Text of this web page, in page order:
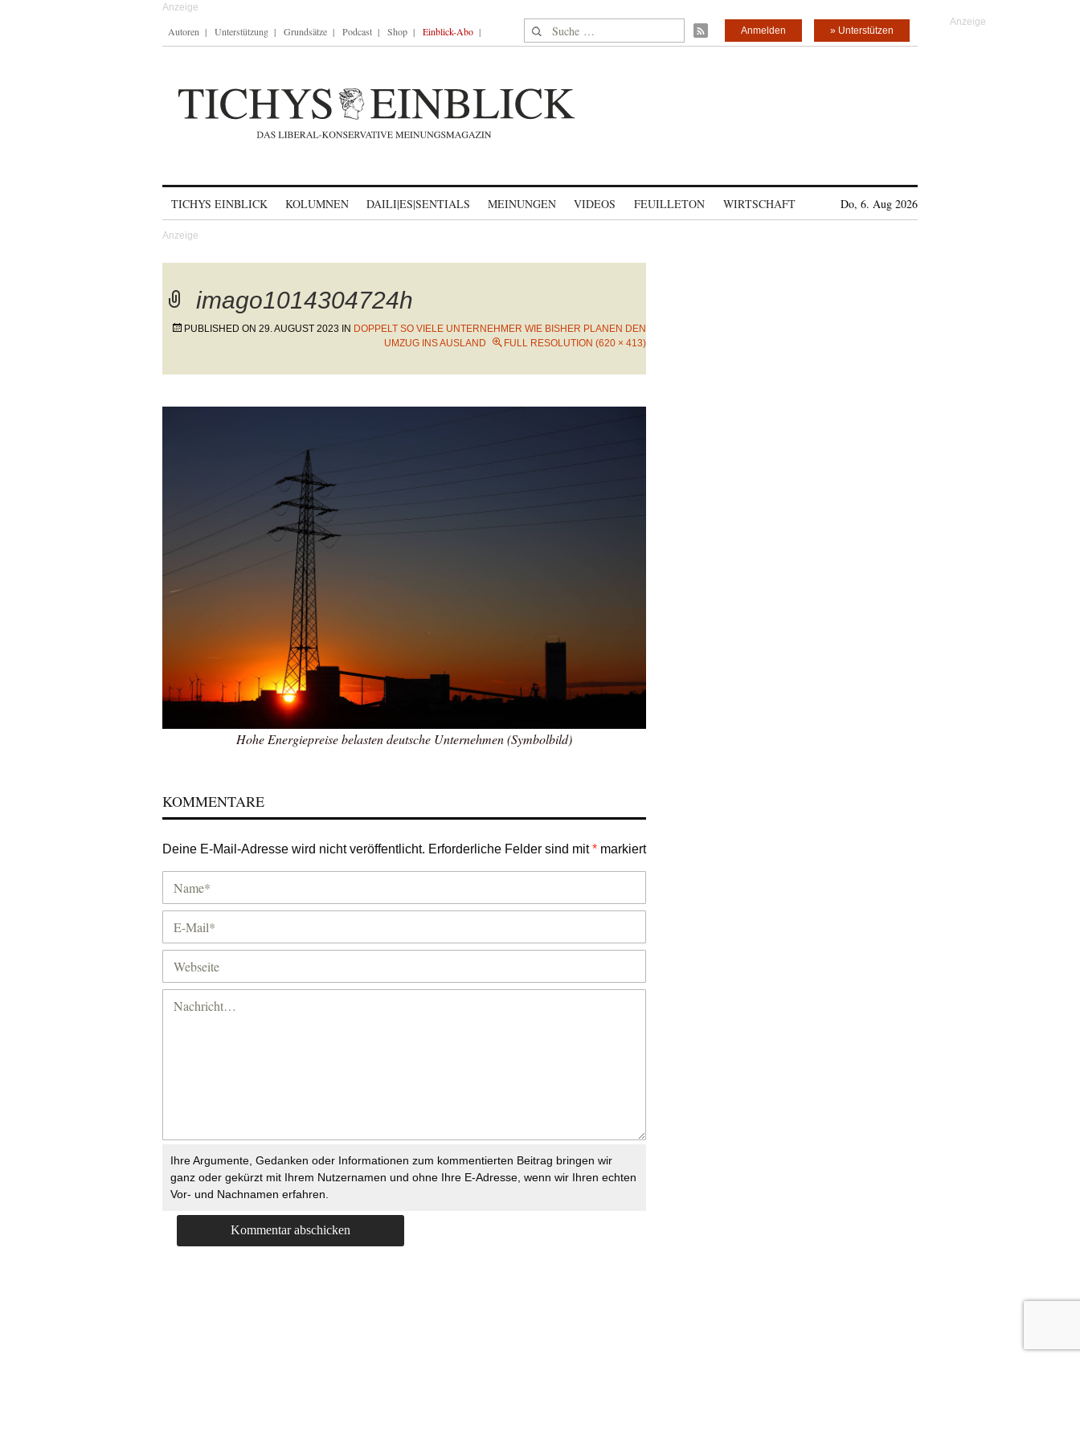
Autoren Unterstützung Grundsätze Podcast Shop Einblick-Abo Suche nach: » Unterstützen
Anmelden
TICHYS EINBLICK KOLUMNEN DAILI|ES|SENTIALS MEINUNGEN VIDEOS FEUILLETON WIRTSCHAFT Do, 6. Aug 2026
imago1014304724h
PUBLISHED ON 29. AUGUST 2023 IN DOPPELT SO VIELE UNTERNEHMER WIE BISHER PLANEN DEN
UMZUG INS AUSLAND
FULL RESOLUTION (620 × 413)
Hohe Energiepreise belasten deutsche Unternehmen (Symbolbild)
KOMMENTARE
Deine E-Mail-Adresse wird nicht veröffentlicht. Erforderliche Felder sind mit* markiert
Ihre Argumente, Gedanken oder Informationen zum kommentierten Beitrag bringen wir
ganz oder gekürzt mit Ihrem Nutzernamen und ohne Ihre E-Adresse, wenn wir Ihren echten
Vor- und Nachnamen erfahren.